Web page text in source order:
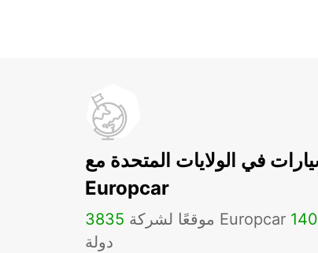
في الولايات المتحدة مع
Europcar
3835
140
دولة